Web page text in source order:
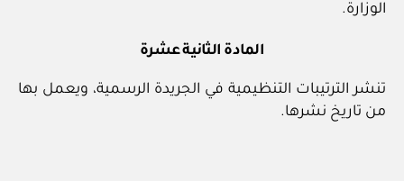
الوزارة.
المادة الثانية عشرة
تنشر الترتيبات التنظيمية في الجريدة الرسمية، ويعمل بها
من تاريخ نشرها.